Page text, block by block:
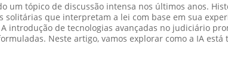
um tópico de discussão intensa nos últimos anos.
que interpretam a lei com base em sua
introdução de tecnologias avançadas no judiciário
Neste artigo, vamos explorar como a IA